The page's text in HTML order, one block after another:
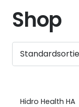
Shop
Hidro Health HA